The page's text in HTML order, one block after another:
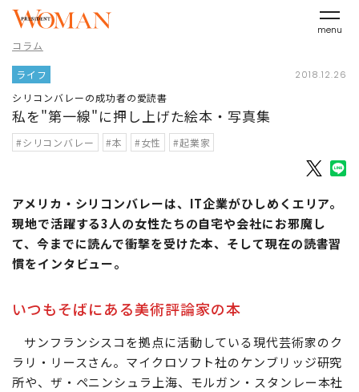
menu
コラム
ライフ 2018.12.26
シリコンバレーの成功者の愛読書
私を"第一線"に押し上げた絵本・写真集
#シリコンバレー #本 #女性 #起業家
アメリカ・シリコンバレーは、IT企業がひしめくエリア。
現地で活躍する3人の女性たちの自宅や会社にお邪魔し
て、今までに読んで衝撃を受けた本、そして現在の読書習
慣をインタビュー。
いつもそばにある美術評論家の本
サンフランシスコを拠点に活動している現代芸術家のク
ラリ・リースさん。マイクロソフト社のケンブリッジ研究
所や、ザ・ペニンシュラ上海、モルガン・スタンレー本社